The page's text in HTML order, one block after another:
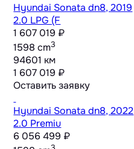
Hyundai Sonata dn8, 2019
2.0 LPG (F
1 607 019 ₽
1598 cm3
94601 км
1 607 019 ₽
Оставить заявку
Hyundai Sonata dn8, 2022
2.0 Premiu
6 056 499 ₽